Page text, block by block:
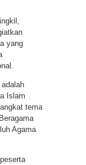
yang
Islam
tema
Agama